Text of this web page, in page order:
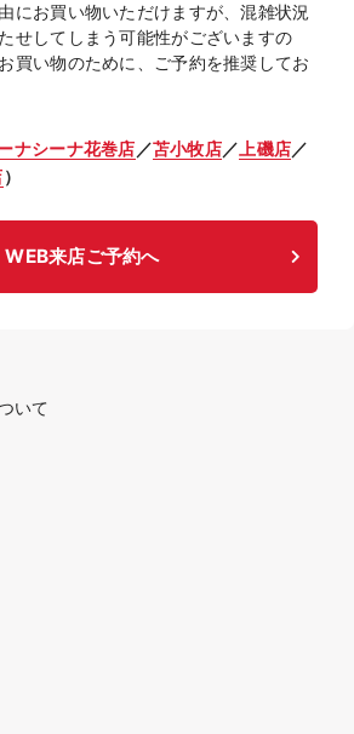
にお買い物いただけますが、混雑状況
せしてしまう可能性がございますの
買い物のために、ご予約を推奨してお
ナシーナ花巻店／苫小牧店／上磯店／
）
WEB来店ご予約へ
いて